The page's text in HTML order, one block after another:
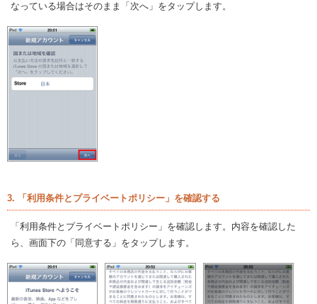
なっている場合はそのまま「次へ」をタップします。
3. 「利用条件とプライベートポリシー」を確認する
「利用条件とプライベートポリシー」を確認します。内容を確認した
ら、画面下の「同意する」をタップします。